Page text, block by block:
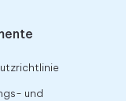
und